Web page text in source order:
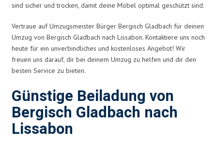
sind sicher und trocken, damit deine Möbel optimal geschützt sind.
Vertraue auf Umzugsmeister Bürger Bergisch Gladbach für deinen
Umzug von Bergisch Gladbach nach Lissabon. Kontaktiere uns noch
heute für ein unverbindliches und kostenloses Angebot! Wir
freuen uns darauf, dir bei deinem Umzug zu helfen und dir den
besten Service zu bieten.
Günstige Beiladung von
Bergisch Gladbach nach
Lissabon